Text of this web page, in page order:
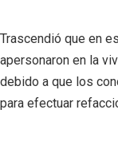
Trascendió que en
apersonaron en la
debido a que los
para efectuar